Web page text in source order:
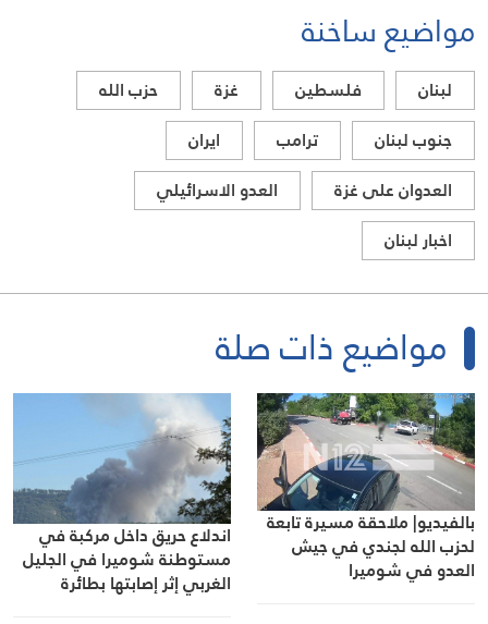
مواضيع ساخنة
لبنان فلسطين غزة
حزب الله
جنوب لبنان
ترامب
ايران
العدوان على غزة
العدو الاسرائيلي
اخبار لبنان
مواضيع ذات صلة
بالفيديو| ملاحقة مسيرة تابعة
لحزب الله لجندي في جيش
العدو في شوميرا
اندلاع حريق داخل مركبة في
مستوطنة شوميرا في الجليل
الغربي إثر إصابتها بطائرة
محلقة